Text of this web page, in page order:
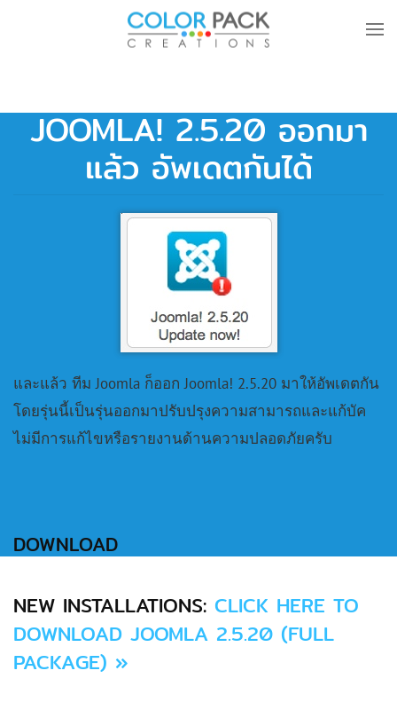
Skip to main content
JOOMLA! 2.5.20 ออกมา
แล้ว อัพเดตกันได้
และแล้ว ทีม Joomla ก็ออก Joomla! 2.5.20 มาให้อัพเดตกัน
โดยรุ่นนี้เป็นรุ่นออกมาปรับปรุงความสามารถและแก้บัค
ไม่มีการแก้ไขหรือรายงานด้านความปลอดภัยครับ
DOWNLOAD
NEW INSTALLATIONS: CLICK HERE TO
DOWNLOAD JOOMLA 2.5.20 (FULL
PACKAGE) »